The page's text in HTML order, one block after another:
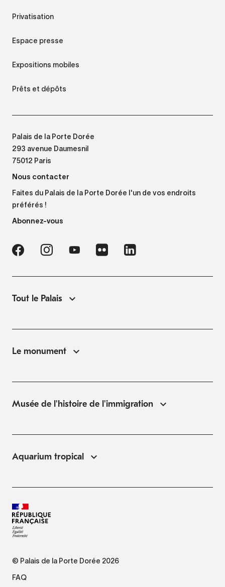
Privatisation
Espace presse
Expositions mobiles
Prêts et dépôts
Palais de la Porte Dorée
293 avenue Daumesnil
75012 Paris
Nous contacter
Faites du Palais de la Porte Dorée l'un de vos endroits
préférés !
Abonnez-vous
Tout le Palais
Le monument
Musée de l'histoire de l'immigration
Aquarium tropical
© Palais de la Porte Dorée 2026
FAQ